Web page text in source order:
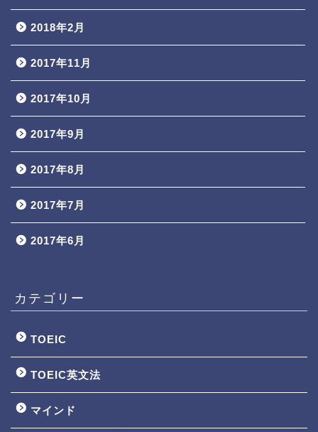
2018年2月
2017年11月
2017年10月
2017年9月
2017年8月
2017年7月
2017年6月
カテゴリー
TOEIC
TOEIC英文法
マインド